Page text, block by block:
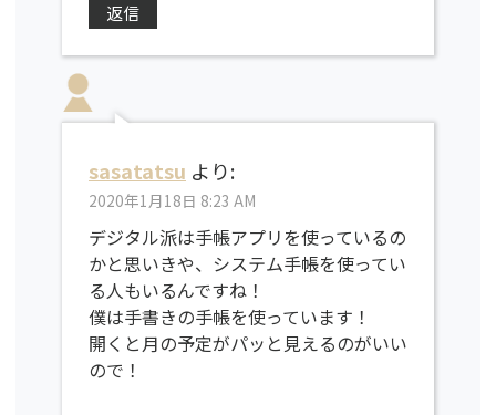
返信
sasatatsu より:
2020年1月18日 8:23 AM
デジタル派は手帳アプリを使っているの
かと思いきや、システム手帳を使ってい
る人もいるんですね！
僕は手書きの手帳を使っています！
開くと月の予定がパッと見えるのがいい
ので！